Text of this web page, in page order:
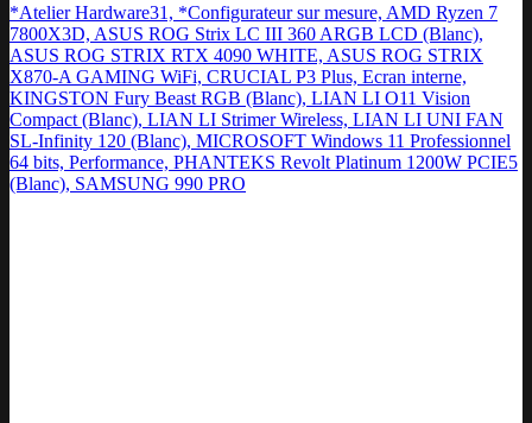
*Atelier Hardware31, *Configurateur sur mesure, AMD Ryzen 7
7800X3D, ASUS ROG Strix LC III 360 ARGB LCD (Blanc),
ASUS ROG STRIX RTX 4090 WHITE, ASUS ROG STRIX
X870-A GAMING WiFi, CRUCIAL P3 Plus, Ecran interne,
KINGSTON Fury Beast RGB (Blanc), LIAN LI O11 Vision
Compact (Blanc), LIAN LI Strimer Wireless, LIAN LI UNI FAN
SL-Infinity 120 (Blanc), MICROSOFT Windows 11 Professionnel
64 bits, Performance, PHANTEKS Revolt Platinum 1200W PCIE5
(Blanc), SAMSUNG 990 PRO